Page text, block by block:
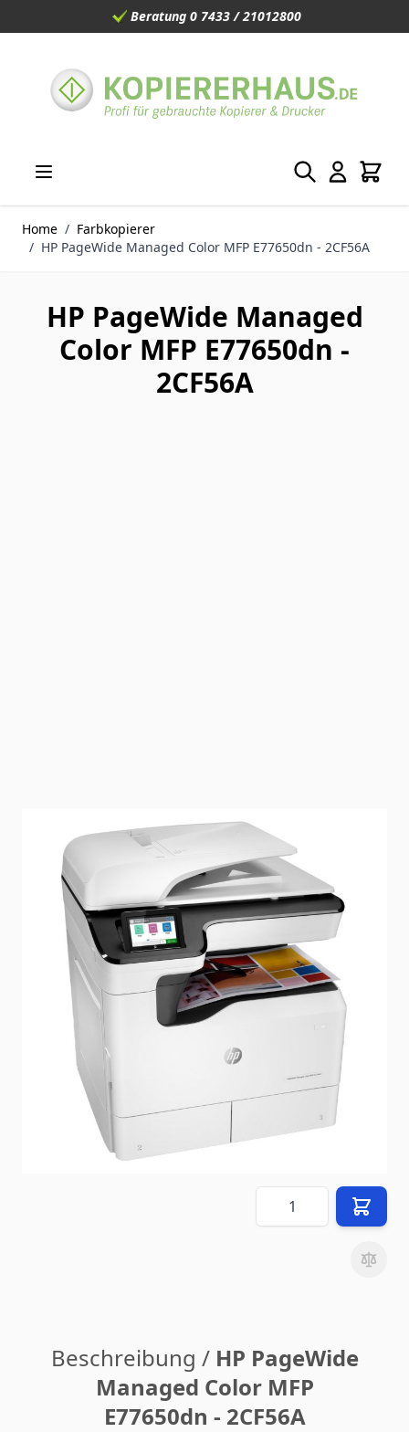
Beratung 0 7433 / 21012800
Home / Farbkopierer
/ HP PageWide Managed Color MFP E77650dn - 2CF56A
HP PageWide Managed
Color MFP E77650dn -
2CF56A
Zustand: Vom Verkäufer generalüberholt
Lieferzeit:
Auf Anfrage
Versandart: Europalette (120 cm x 80 cm)
Auf Lager
E77650dn
2.990,00 €
) inkl. USt.
zzgl.90,00 €
Menge
Beschreibung / HP PageWide
Managed Color MFP
E77650dn - 2CF56A